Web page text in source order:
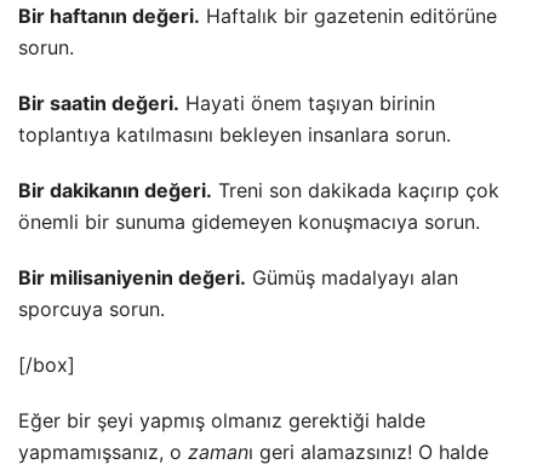
Bir haftanın değeri. Haftalık bir gazetenin editörüne
sorun.
Bir saatin değeri. Hayati önem taşıyan birinin
toplantıya katılmasını bekleyen insanlara sorun.
Bir dakikanın değeri. Treni son dakikada kaçırıp çok
önemli bir sunuma gidemeyen konuşmacıya sorun.
Bir milisaniyenin değeri. Gümüş madalyayı alan
sporcuya sorun.
[/box]
Eğer bir şeyi yapmış olmanız gerektiği halde
yapmamışsanız, o zamanı geri alamazsınız! O halde